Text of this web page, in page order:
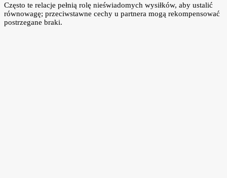
Często te relacje pełnią rolę nieświadomych wysiłków, aby ustalić
równowagę; przeciwstawne cechy u partnera mogą rekompensować
postrzegane braki.